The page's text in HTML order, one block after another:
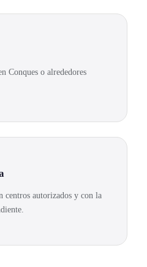
Conques o alrededores
centros autorizados y con la